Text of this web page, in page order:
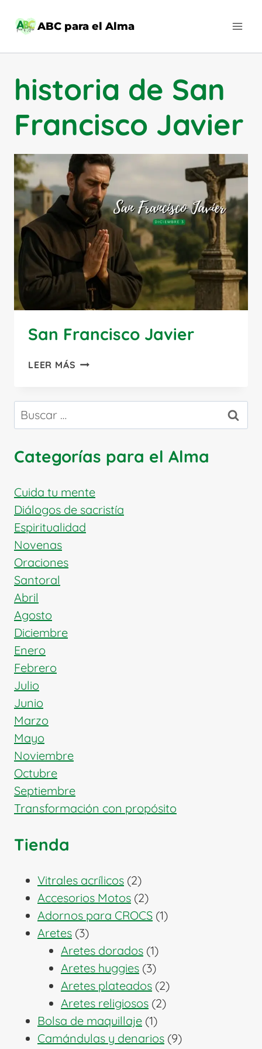
ABC para el Alma
historia de San
Francisco Javier
San Francisco Javier
LEER MÁS SAN
Buscar:
Categorías para el Alma
Cuida tu mente
Diálogos de sacristía
Espiritualidad
Novenas
Oraciones
Santoral
Abril
Agosto
Diciembre
Enero
Febrero
Julio
Junio
Marzo
Mayo
Noviembre
Octubre
Septiembre
Transformación con propósito
Tienda
Vitrales acrílicos 22
productos
Accesorios Motos 22
productos
Adornos para CROCS 11
Aretes 33
productos
Aretes dorados 11
producto
Aretes huggies 33
productos
Aretes plateados 22
productos
Aretes religiosos 22
Bolsa de maquillaje 11
producto
Camándulas y denarios 99